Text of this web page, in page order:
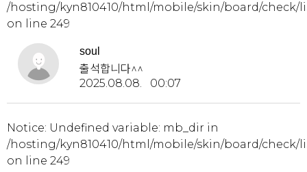
/hosting/kyn810410/html/mobile/skin/board/check/
on line 249
soul
출석합니다^^
2025.08.08. 00:07
Notice: Undefined variable: mb_dir in
/hosting/kyn810410/html/mobile/skin/board/check/
on line 249